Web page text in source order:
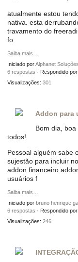
atualmente estou
nativa. esta
travamento do
fo
Saiba mais…
Iniciado porAlphanet
6 respostas · Respondido por
Visualizações: 301
Addon para
Bom dia,
todos!
Pessoal alguém sabe
sujestão para incluir
addon financeiro
usuários f
Saiba mais…
Iniciado por bruno henrique
6 respostas · Respondido por
Visualizações: 246